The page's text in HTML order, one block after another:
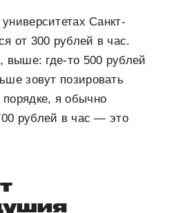
Санкт-
от 300 рублей в час.
выше: где-то 500 рублей
зовут позировать
я обычно
рублей в час — это